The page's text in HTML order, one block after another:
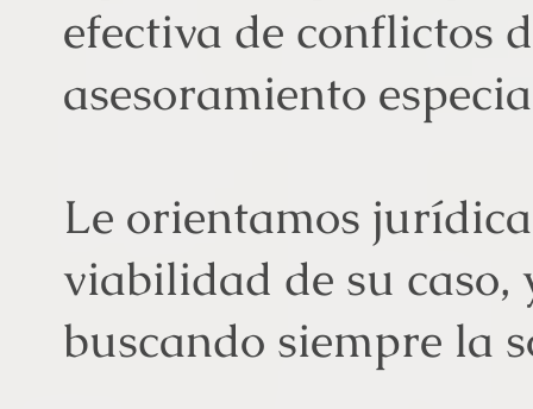
efectiva de conflictos
asesoramiento
Le orientamos
viabilidad de su
buscando siempre la